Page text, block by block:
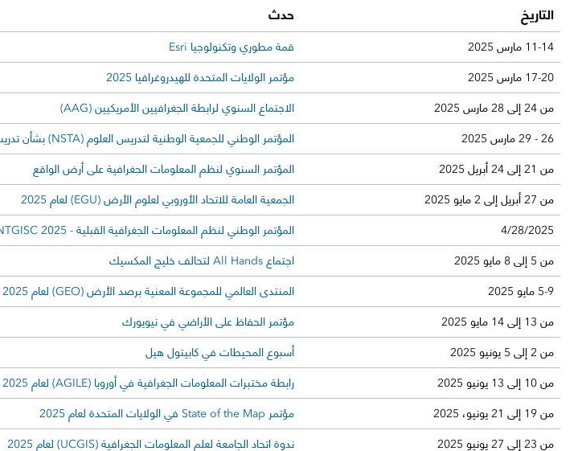
التاريخ حدث
11-14 مارس 2025 قمة مطوري وتكنولوجيا Esri
17-20 مارس 2025 مؤتمر الولايات المتحدة للهيدروغرافيا 2025
من 24 إلى 28 مارس 2025 الاجتماع السنوي لرابطة الجغرافيين الأمريكيين (AAG)
26 - 29 مارس 2025 المؤتمر الوطني للجمعية الوطنية لتدريس العلوم (NSTA) بشأن تدريس العلوم
من 21 إلى 24 أبريل 2025 المؤتمر السنوي لنظم المعلومات الجغرافية على أرض الواقع
من 27 أبريل إلى 2 مايو 2025 الجمعية العامة للاتحاد الأوروبي لعلوم الأرض (EGU) لعام 2025
4/28/2025 المؤتمر الوطني لنظم المعلومات الجغرافية القبلية - NTGISC 2025
من 5 إلى 8 مايو 2025 اجتماع All Hands لتحالف خليج المكسيك
5-9 مايو 2025 المنتدى العالمي للمجموعة المعنية برصد الأرض (GEO) لعام 2025
من 13 إلى 14 مايو 2025 مؤتمر الحفاظ على الأراضي في نيويورك
من 2 إلى 5 يونيو 2025 أسبوع المحيطات في كابيتول هيل
من 10 إلى 13 يونيو 2025 رابطة مختبرات المعلومات الجغرافية في أوروبا (AGILE) لعام 2025
من 19 إلى 21 يونيو، 2025 مؤتمر State of the Map في الولايات المتحدة لعام 2025
من 23 إلى 27 يونيو 2025 ندوة اتحاد الجامعة لعلم المعلومات الجغرافية (UCGIS) لعام 2025